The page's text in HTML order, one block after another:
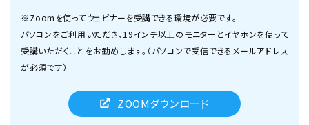
ZOOMダウンロード
※Zoomを使ってウェビナーを受講できる環境が必要です。
パソコンをご利用いただき、19インチ以上のモニターとイヤホンを使って
受講いただくことをお勧めします。（パソコンで受信できるメールアドレス
が必須です）